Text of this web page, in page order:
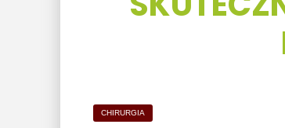
CHIRURGIA